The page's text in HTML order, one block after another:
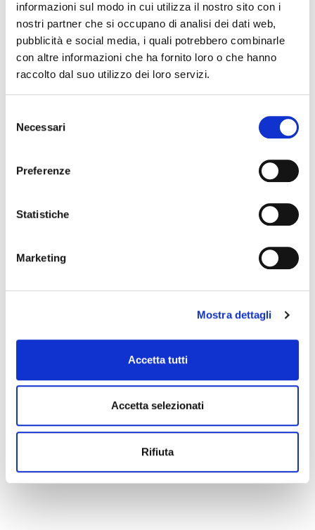
informazioni sul modo in cui utilizza il nostro sito con i
nostri partner che si occupano di analisi dei dati web,
pubblicità e social media, i quali potrebbero combinarle
con altre informazioni che ha fornito loro o che hanno
raccolto dal suo utilizzo dei loro servizi.
delNecessari
Preferenze
Statistiche
Marketing
Mostra dettagli
Accetta tutti
Accetta selezionati
Rifiuta
14 aprile 2026 – Minority Report (2002)
Dipartimento di Giurisprudenza
Un appuntamento settimanale che unisce grande cinema e
ricerca universitaria, aperto a tutta la cittadinanza.
INFO:www.unife.it
The editorial team is not responsible for any inaccuracies or
cancellation, variation, modification of the information of an